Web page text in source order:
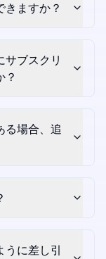
ますか？
ブスクリ
？
る場合、追
うに差し引